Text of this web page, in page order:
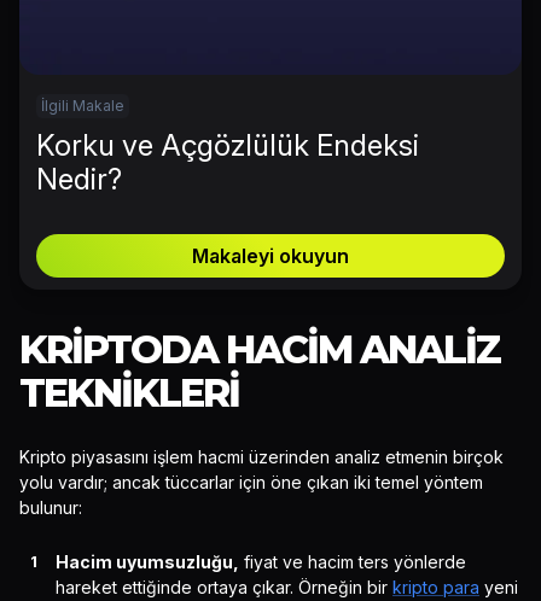
İlgili Makale
Korku ve Açgözlülük Endeksi
Nedir?
Makaleyi okuyun
KRIPTODA HACIM ANALIZ
TEKNIKLERI
Kripto piyasasını işlem hacmi üzerinden analiz etmenin birçok
yolu vardır; ancak tüccarlar için öne çıkan iki temel yöntem
bulunur:
Hacim uyumsuzluğu, fiyat ve hacim ters yönlerde
hareket ettiğinde ortaya çıkar. Örneğin bir kripto para yeni